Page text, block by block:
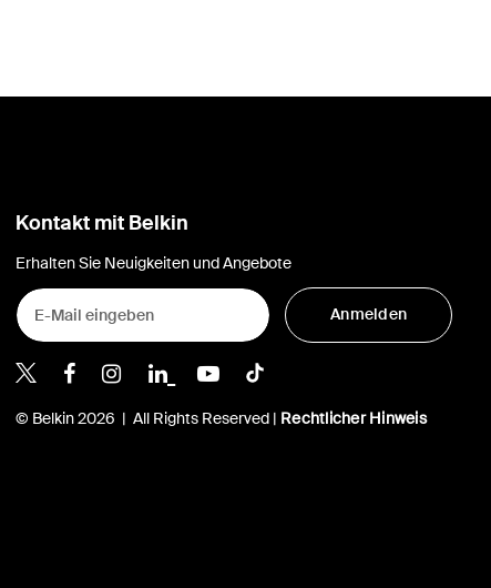
Kontakt mit Belkin
Erhalten Sie Neuigkeiten und Angebote
Anmelden
Belkin Twitter
Belkin Facebook
Belkin Instagram
Belkin LinkedIn
Belkin Youtube
Belkin TikTok
© Belkin 2026 | All Rights Reserved | Rechtlicher Hinweis